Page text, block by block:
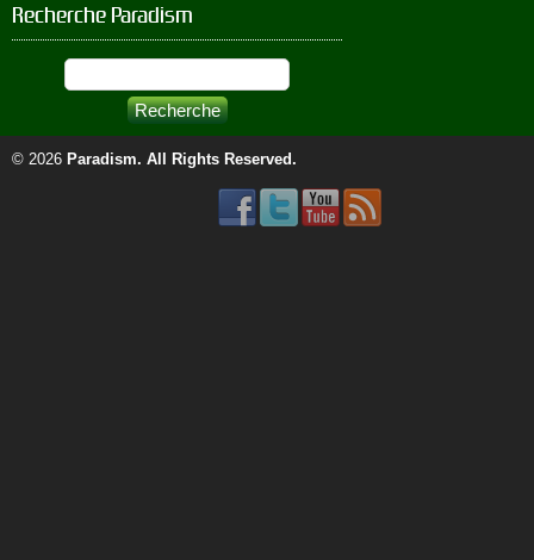
Recherche Paradism
© 2026 Paradism. All Rights Reserved.